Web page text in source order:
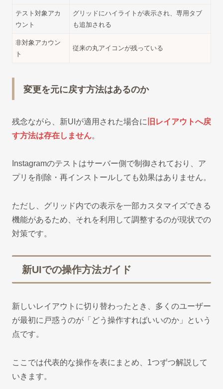
テスト対象アカ
ウント
グリッドにハイライトが表示され、専用タブ
も追加される
非対象アカウン
ト
従来の丸アイコンが残っている
変更を元に戻す方法はあるのか
残念ながら、新UIが適用された場合に 旧レイアウトへ戻
す方法は存在しません。
Instagramのテストはサーバー側で制御されており、ア
プリを削除・再インストールしても効果はありません。
ただし、グリッド内での表示を一部カスタマイズできる
機能があるため、それを利用して調整するのが現状での
対策です。
新UIでの操作方法ガイド
新しいレイアウトに切り替わったとき、多くのユーザー
が最初に戸惑うのが「どう操作すればいいのか」という
点です。
ここでは代表的な操作を表にまとめ、1つずつ解説して
いきます。